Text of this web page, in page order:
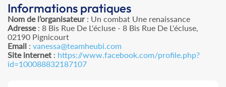
Informations pratiques
Nom de l’organisateur: Un combat Une renaissance
Adresse: 8 Bis Rue De L'écluse - 8 Bis Rue De L'écluse,
02190 Pignicourt
Email : vanessa@teamheubi.com
Site internet : https://www.facebook.com/profile.php?
id=100088832187107